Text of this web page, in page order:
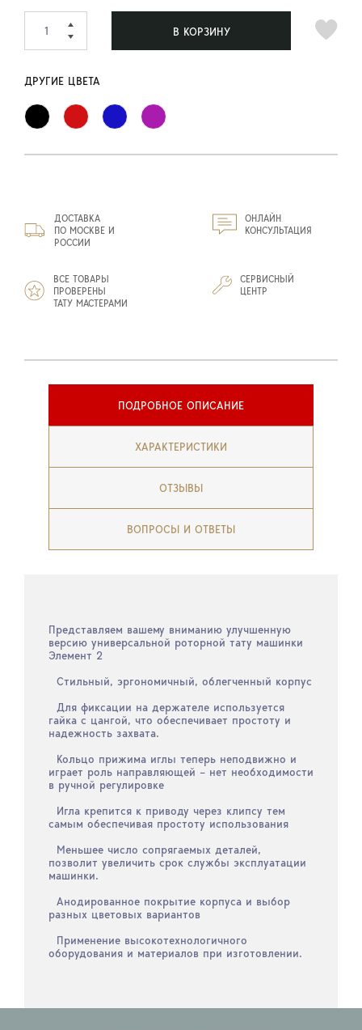
В КОРЗИНУ
ДРУГИЕ ЦВЕТА
ДОСТАВКА
ПО МОСКВЕ И
РОССИИ
ОНЛАЙН
КОНСУЛЬТАЦИЯ
ВСЕ ТОВАРЫ
ПРОВЕРЕНЫ
ТАТУ МАСТЕРАМИ
СЕРВИСНЫЙ
ЦЕНТР
ПОДРОБНОЕ ОПИСАНИЕ
ХАРАКТЕРИСТИКИ
ОТЗЫВЫ
ВОПРОСЫ И ОТВЕТЫ
Представляем вашему вниманию улучшенную
версию универсальной роторной тату машинки
Элемент 2
Стильный, эргономичный, облегченный корпус
Для фиксации на держателе используется
гайка с цангой, что обеспечивает простоту и
надежность захвата.
Кольцо прижима иглы теперь неподвижно и
играет роль направляющей – нет необходимости
в ручной регулировке
Игла крепится к приводу через клипсу тем
самым обеспечивая простоту использования
Меньшее число сопрягаемых деталей,
позволит увеличить срок службы эксплуатации
машинки.
Анодированное покрытие корпуса и выбор
разных цветовых вариантов
Применение высокотехнологичного
оборудования и материалов при изготовлении.